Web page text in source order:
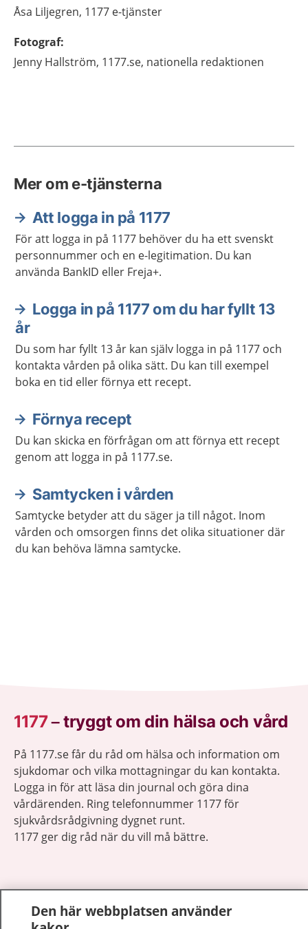
Åsa Liljegren, 1177 e-tjänster
Fotograf:
Jenny Hallström, 1177.se, nationella redaktionen
Mer om e-tjänsterna
Att logga in på 1177
För att logga in på 1177 behöver du ha ett svenskt
personnummer och en e-legitimation. Du kan
använda BankID eller Freja+.
Logga in på 1177 om du har fyllt 13
år
Du som har fyllt 13 år kan själv logga in på 1177 och
kontakta vården på olika sätt. Du kan till exempel
boka en tid eller förnya ett recept.
Förnya recept
Du kan skicka en förfrågan om att förnya ett recept
genom att logga in på 1177.se.
Samtycken i vården
Samtycke betyder att du säger ja till något. Inom
vården och omsorgen finns det olika situationer där
du kan behöva lämna samtycke.
1177–tryggt om din hälsa och vård
På 1177.se får du råd om hälsa och information om
sjukdomar och vilka mottagningar du kan kontakta.
Logga in för att läsa din journal och göra dina
vårdärenden. Ring telefonnummer 1177 för
sjukvårdsrådgivning dygnet runt.
1177 ger dig råd när du vill må bättre.
Den här webbplatsen använder